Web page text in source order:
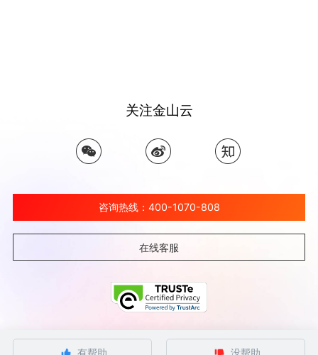
有帮助 没帮助
关注金山云
咨询热线：400-1070-808
在线客服
©北京金山云网络技术有限公司 2026 Ksyun All Rights Reserved Kingsoft Corp.